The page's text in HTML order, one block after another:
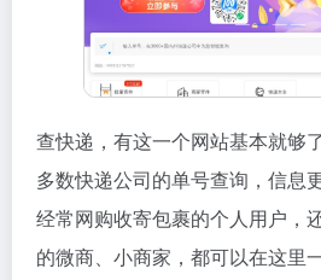
查快递，有这一个网站基本就够
多数快递公司的单号查询，信息
经常网购收寄包裹的个人用户，
的微商、小商家，都可以在这里